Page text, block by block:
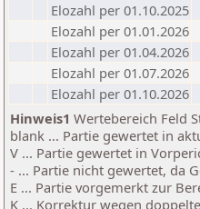
Elozahl per 01.10.2025
Elozahl per 01.01.2026
Elozahl per 01.04.2026
Elozahl per 01.07.2026
Elozahl per 01.10.2026
Hinweis1 Wertebereich Feld
blank ... Partie gewertet in
V ... Partie gewertet in
- ... Partie nicht gewertet, da
E ... Partie vorgemerkt zur
K ... Korrektur wegen